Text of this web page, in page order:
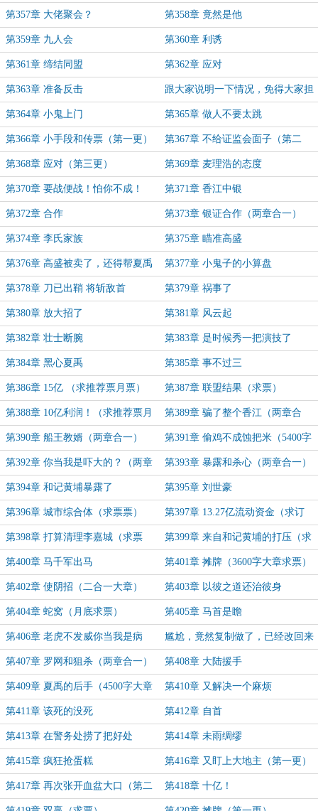
第357章 大佬聚会？ 第358章 竟然是他
第359章 九人会 第360章 利诱
第361章 缔结同盟 第362章 应对
第363章 准备反击 跟大家说明一下情况，免得大家担
心
第364章 小鬼上门 第365章 做人不要太跳
第366章 小手段和传票（第一更） 第367章 不给证监会面子（第二
更）
第368章 应对（第三更） 第369章 麦理浩的态度
第370章 要战便战！怕你不成！
（二合一大章）
第371章 香江中银
第372章 合作 第373章 银证合作（两章合一）
第374章 李氏家族 第375章 瞄准高盛
第376章 高盛被卖了，还得帮夏禹
数钱（两章合一）
第377章 小鬼子的小算盘
第378章 刀已出鞘 将斩敌首 第379章 祸事了
第380章 放大招了 第381章 风云起
第382章 壮士断腕 第383章 是时候秀一把演技了
第384章 黑心夏禹 第385章 事不过三
第386章 15亿 （求推荐票月票） 第387章 联盟结果（求票）
第388章 10亿利润！（求推荐票月
票）
第389章 骗了整个香江（两章合
一）
第390章 船王教婿（两章合一） 第391章 偷鸡不成蚀把米（5400字
大章）
第392章 你当我是吓大的？（两章
合一）
第393章 暴露和杀心（两章合一）
第394章 和记黄埔暴露了 第395章 刘世豪
第396章 城市综合体（求票票） 第397章 13.27亿流动资金（求订
阅）
第398章 打算清理李嘉城（求票
票）
第399章 来自和记黄埔的打压（求
订阅）
第400章 马千军出马 第401章 摊牌（3600字大章求票）
第402章 使阴招（二合一大章） 第403章 以彼之道还治彼身
第404章 蛇窝（月底求票） 第405章 马首是瞻
第406章 老虎不发威你当我是病
猫？
尴尬，竟然复制做了，已经改回来
了！
第407章 罗网和狙杀（两章合一） 第408章 大陆援手
第409章 夏禹的后手（4500字大章
求月票）
第410章 又解决一个麻烦
第411章 该死的没死 第412章 自首
第413章 在警务处捞了把好处 第414章 未雨绸缪
第415章 疯狂抢蛋糕 第416章 又盯上大地主（第一更）
第417章 再次张开血盆大口（第二 第418章 十亿！